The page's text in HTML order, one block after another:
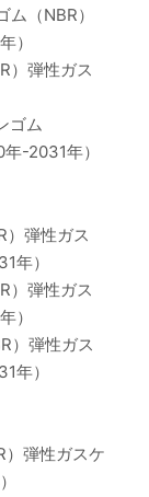
（NBR）
）
）弾性ガス
ゴム
-2031年）
）弾性ガス
年）
）弾性ガス
）
）弾性ガス
年）
）弾性ガスケ